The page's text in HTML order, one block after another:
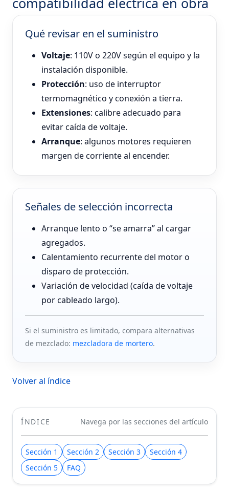
Qué revisar en el suministro
Voltaje: 110V o 220V según el equipo y la
instalación disponible.
Protección: uso de interruptor
termomagnético y conexión a tierra.
Extensiones: calibre adecuado para
evitar caída de voltaje.
Arranque: algunos motores requieren
margen de corriente al encender.
Señales de selección incorrecta
Arranque lento o “se amarra” al cargar
agregados.
Calentamiento recurrente del motor o
disparo de protección.
Variación de velocidad (caída de voltaje
por cableado largo).
Si el suministro es limitado, compara alternativas
de mezclado: mezcladora de mortero.
Volver al índice
ÍNDICE Navega por las secciones del artículo
Sección 1 Sección 2 Sección 3
Sección 4
Sección 5
FAQ